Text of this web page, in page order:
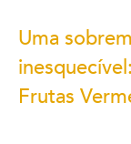
Uma
Frutas